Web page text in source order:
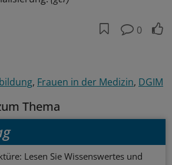
0
Frauen in der Medizin DGIM
Thema
Lesen Sie Wissenswertes und